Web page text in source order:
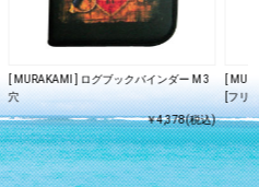
[ MURAKAMI ] ログブックバインダー M 3
穴
￥4,378(税込)
[
[フリ